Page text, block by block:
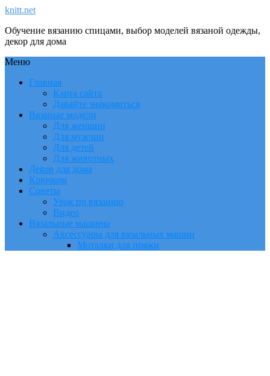
knitt.net
Обучение вязанию спицами, выбор моделей вязаной одежды,
декор для дома
Меню
Главная
Карта сайта
Давайте знакомиться
Вязаные модели
Для женщин
Для мужчин
Для детей
Для животных
Декор для дома
Крючком
Советы
Урок по вязанию
Видео
Вязальные машины
Аксессуары для вязальных машин
Моталки для пряжи